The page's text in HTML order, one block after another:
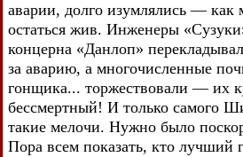
аварии, долго изумлялись —
остаться жив. Инженеры
концерна «Данлоп»
за аварию, а многочисленные
гонщика... торжествовали — их
бессмертный! И только самого
такие мелочи. Нужно было
Пора всем показать, кто лучший